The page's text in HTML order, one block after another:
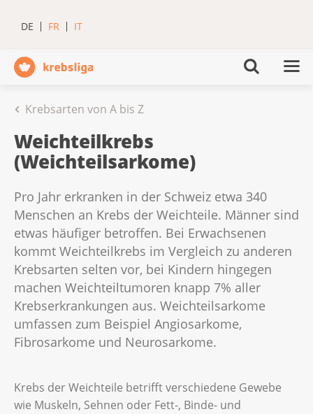
DE FR IT
Krebsarten von A bis Z
Weichteilkrebs
(Weichteilsarkome)
Pro Jahr erkranken in der Schweiz etwa 340
Menschen an Krebs der Weichteile. Männer sind
etwas häufiger betroffen. Bei Erwachsenen
kommt Weichteilkrebs im Vergleich zu anderen
Krebsarten selten vor, bei Kindern hingegen
machen Weichteiltumoren knapp 7% aller
Krebserkrankungen aus. Weichteilsarkome
umfassen zum Beispiel Angiosarkome,
Fibrosarkome und Neurosarkome.
Krebs der Weichteile betrifft verschiedene Gewebe
wie Muskeln, Sehnen oder Fett-, Binde- und